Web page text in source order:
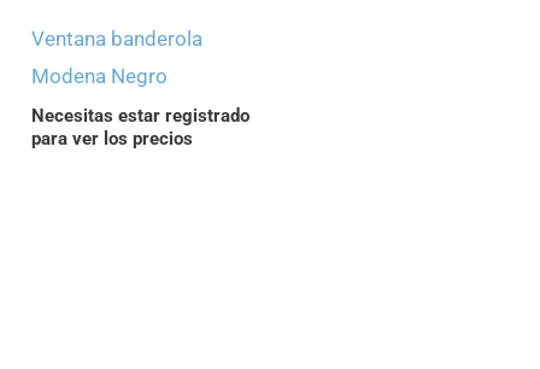
Ventana banderola
Modena Negro
Necesitas estar registrado
para ver los precios